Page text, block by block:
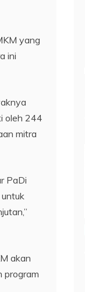
yang
ini
oleh 244
mitra
PaDi
akan
program